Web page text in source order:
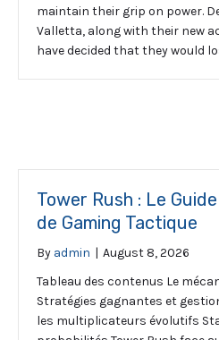
maintain their grip on power.
Valletta, along with their new
have decided that they would
Tower Rush : Le
de Gaming Tactique
By admin | August 8, 2026
Tableau des contenus Le
Stratégies gagnantes et
les multiplicateurs évolutifs